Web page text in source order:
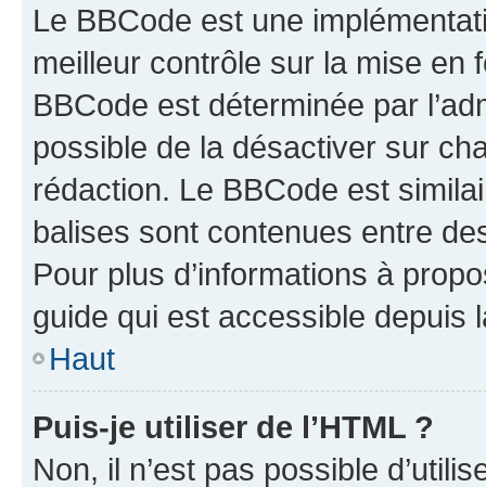
Le BBCode est une
meilleur contrôle sur la mise en
BBCode est déterminée par
possible de la désactiver sur
rédaction. Le BBCode est
balises sont contenues entre
Pour plus d’informations à
guide qui est accessible depuis
Haut
Puis-je utiliser de l’HTML ?
Non, il n’est pas possible